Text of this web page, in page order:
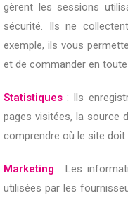
gèrent les sessions
sécurité. Ils ne
exemple, ils vous
et de commander en
Statistiques : Ils
pages visitées, la source
comprendre où le site doit
Marketing : Les
utilisées par les